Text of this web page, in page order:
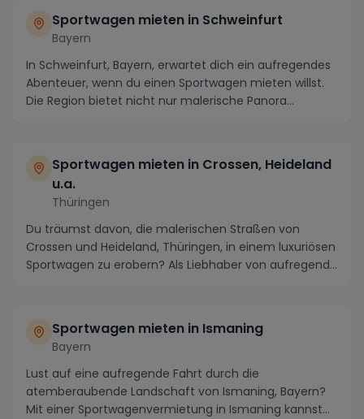
Sportwagen mieten in Schweinfurt
Bayern
In Schweinfurt, Bayern, erwartet dich ein aufregendes
Abenteuer, wenn du einen Sportwagen mieten willst.
Die Region bietet nicht nur malerische Panora...
Sportwagen mieten in Crossen, Heideland
u.a.
Thüringen
Du träumst davon, die malerischen Straßen von
Crossen und Heideland, Thüringen, in einem luxuriösen
Sportwagen zu erobern? Als Liebhaber von aufregend...
Sportwagen mieten in Ismaning
Bayern
Lust auf eine aufregende Fahrt durch die
atemberaubende Landschaft von Ismaning, Bayern?
Mit einer Sportwagenvermietung in Ismaning kannst